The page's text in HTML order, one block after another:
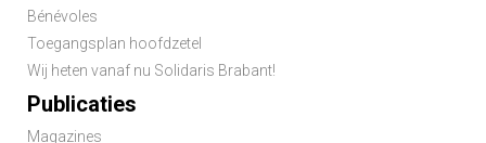
Bénévoles
Toegangsplan hoofdzetel
Wij heten vanaf nu Solidaris Brabant!
Publicaties
Magazines